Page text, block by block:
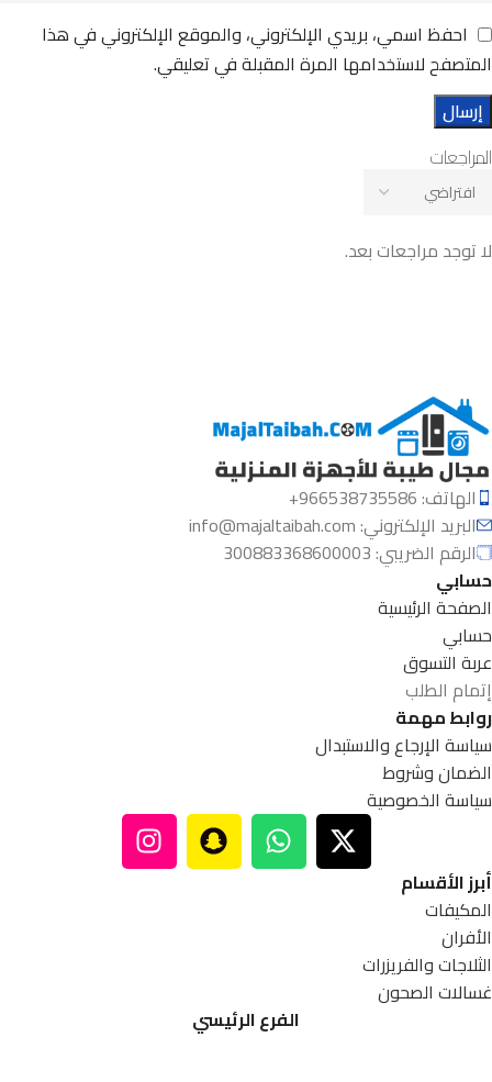
المراجعات
لا توجد مراجعات بعد.
احفظ اسمي، بريدي الإلكتروني، والموقع الإلكتروني في هذا
المتصفح لاستخدامها المرة المقبلة في تعليقي.
الهاتف: 966538735586+
البريد الإلكتروني:info@majaltaibah.com
الرقم الضريبي: 300883368600003
حسابي
الصفحة الرئيسية
حسابي
عربة التسوق
إتمام الطلب
روابط مهمة
سياسة الإرجاع والاستبدال
الضمان وشروط
سياسة الخصوصية
أبرز الأقسام
المكيفات
الأفران
الثلاجات والفريزرات
غسالات الصحون
الفرع الرئيسي